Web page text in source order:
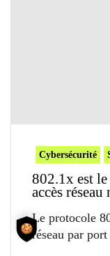
Cybersécurité
802.1x est
accès
Le protocole
réseau par